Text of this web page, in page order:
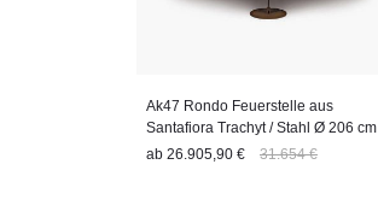
Ak47 Rondo Feuerstelle aus
Santafiora Trachyt / Stahl Ø 206 cm
ab 26.905,90 € 31.654 €